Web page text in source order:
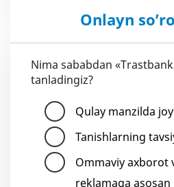
Onlayn
Nima sababdan
tanladingiz?
Qulay manzilda
Tanishlarning
Ommaviy axborot
reklamaga asosan